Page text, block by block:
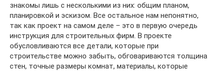
знакомы лишь с несколькими из них: общим планом,
планировкой и эскизом. Все остальное нам непонятно,
так как проект на самом деле – это в первую очередь
инструкция для строительных фирм. В проекте
обусловливаются все детали, которые при
строительстве можно забыть, обговариваются толщина
стен, точные размеры комнат, материалы, которые